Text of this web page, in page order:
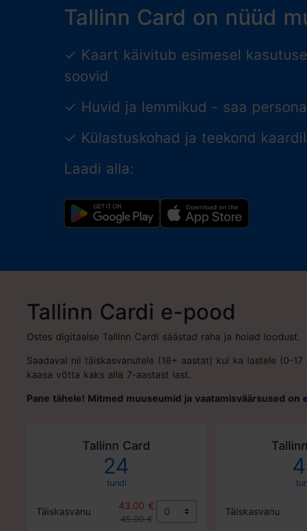
Tallinn Card on nüüd
✓ Kaart käivitub esimesel
soovid
✓ Huvid ja lemmikud - saa
✓ Külastuskohad ja teekond
Laadi alla:
Tallinn Cardi e-pood
Ostes digitaalse Tallinn Cardi säästad raha ja hoiad loodust.
Saadaval nii täiskasvanutele (18+ aastat) kui ka lastele (0-
kaasa võtta kaks alla 7-aastast last.
Pane tähele! Mitmed muuseumid ja vaatamisväärsused on
Tallinn Card
24
tundi
Täiskasvanu
43.00 €
45.00 €
Täiskasvanu